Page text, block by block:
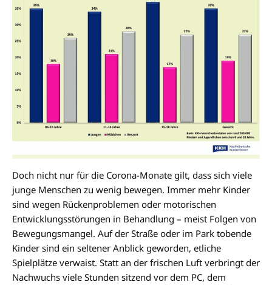
Doch nicht nur für die Corona-Monate gilt, dass sich viele
junge Menschen zu wenig bewegen. Immer mehr Kinder
sind wegen Rückenproblemen oder motorischen
Entwicklungsstörungen in Behandlung – meist Folgen von
Bewegungsmangel. Auf der Straße oder im Park tobende
Kinder sind ein seltener Anblick geworden, etliche
Spielplätze verwaist. Statt an der frischen Luft verbringt der
Nachwuchs viele Stunden sitzend vor dem PC, dem